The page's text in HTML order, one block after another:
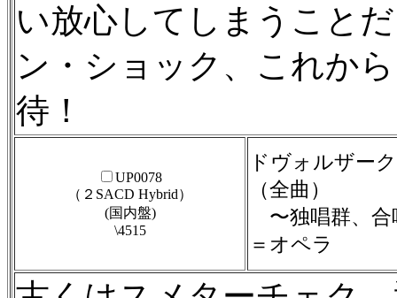
い放心してしまうこと
ン・ショック、これか
待！
UP0078
（２SACD Hybrid）
(国内盤)
\4515
ドヴォルザー
（全曲）
〜独唱群、合
＝オペラ